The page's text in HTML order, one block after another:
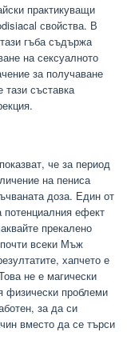
практикуващи
свойства. В
гъба съдържа
на сексуалното
за получаване
съставка
че за период
на пениса
доза. Един от
потенциалния ефект
прекалено
всеки Мъж
хапчето е
не е магически
физически проблеми
за да си
вместо да се търси